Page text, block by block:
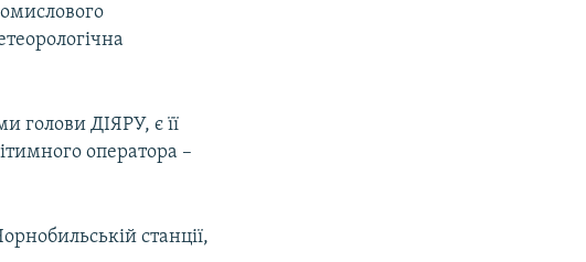
голови ДІЯРУ, є її
оператора –
станції,